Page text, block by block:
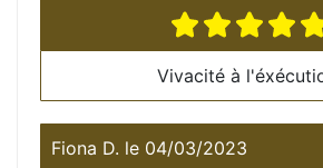
Vivacité à
Fiona D. le 04/03/2023